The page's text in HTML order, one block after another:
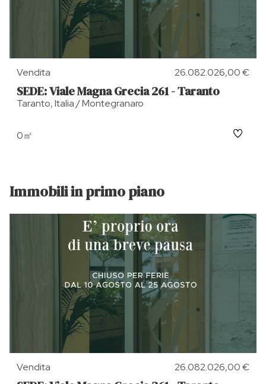
Vendita 26.082.026,00 €
SEDE: Viale Magna Grecia 261 - Taranto
Taranto, Italia / Montegranaro
0㎡
Immobili in primo piano
Vendita 26.082.026,00 €